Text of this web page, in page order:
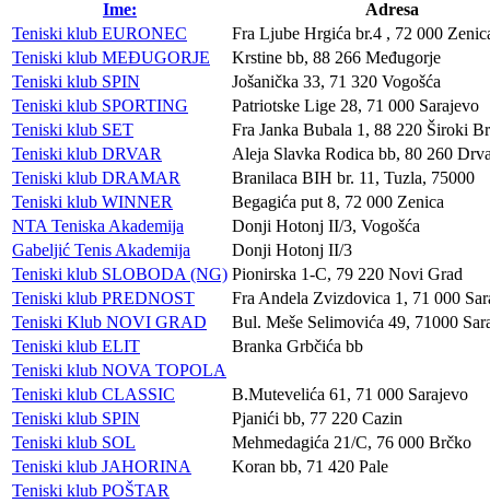
Ime:
Adresa
Teniski klub EURONEC
Fra Ljube Hrgića br.4 , 72 000
Teniski klub MEĐUGORJE
Krstine bb, 88 266 Međugorje
Teniski klub SPIN
Jošanička 33, 71 320 Vogošća
Teniski klub SPORTING
Patriotske Lige 28, 71 000 Sarajevo
Teniski klub SET
Fra Janka Bubala 1, 88 220 Široki
Teniski klub DRVAR
Aleja Slavka Rodica bb, 80 260
Teniski klub DRAMAR
Branilaca BIH br. 11, Tuzla, 75000
Teniski klub WINNER
Begagića put 8, 72 000 Zenica
NTA Teniska Akademija
Donji Hotonj II/3, Vogošća
Gabeljić Tenis Akademija
Donji Hotonj II/3
Teniski klub SLOBODA (NG) Pionirska 1-C, 79 220 Novi Grad
Teniski klub PREDNOST
Fra Andela Zvizdovica 1, 71 000
Teniski Klub NOVI GRAD
Bul. Meše Selimovića 49, 71000
Teniski klub ELIT
Branka Grbčića bb
Teniski klub NOVA TOPOLA
Teniski klub CLASSIC
B.Mutevelića 61, 71 000 Sarajevo
Teniski klub SPIN
Pjanići bb, 77 220 Cazin
Teniski klub SOL
Mehmedagića 21/C, 76 000 Brčko
Teniski klub JAHORINA
Koran bb, 71 420 Pale
Teniski klub POŠTAR